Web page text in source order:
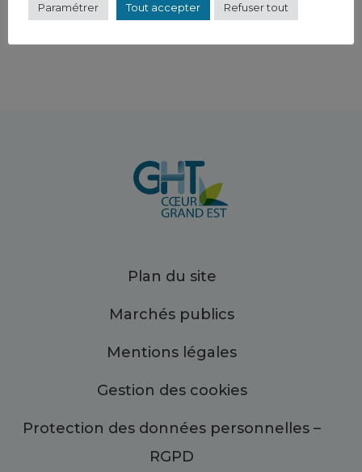
Plan du site
Marchés publics
Mentions légales
Gestion des cookies
Protection des données personnelles –
RGPD
Paramétrer Tout accepter Refuser tout